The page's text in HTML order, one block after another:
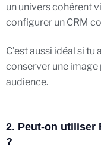
un univers cohérent
configurer un CRM
C’est aussi idéal si
conserver une
audience.
2. Peut-on utiliser
?